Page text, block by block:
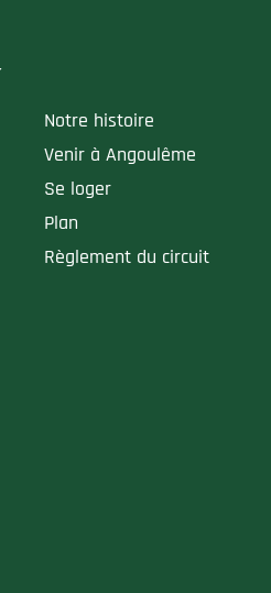
Notre histoire
Venir à Angoulême
Se loger
Plan
Règlement du circuit